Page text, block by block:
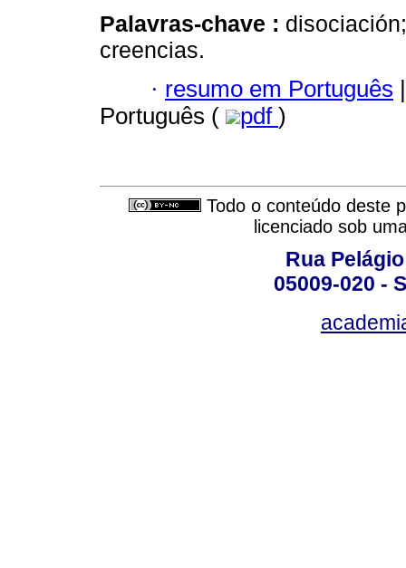
Palavras-chave :
creencias.
· resumo em Português |
Português (
pdf )
Todo o conteúdo deste
licenciado sob
Rua
05009-020 -